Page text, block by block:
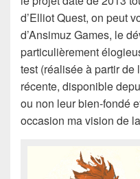
d’Elliot Quest, on peut
d’Ansimuz Games, le
particulièrement
test (réalisée à partir
récente, disponible
ou non leur bien-fondé
occasion ma vision de